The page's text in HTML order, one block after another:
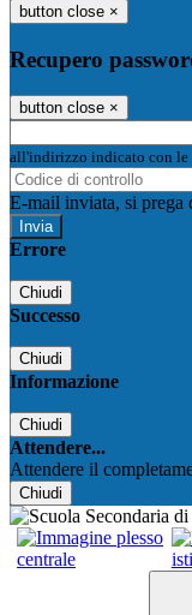
button close ×
Recupero
button close ×
all'indirizzo indicato con le
E-mail inviata, si prega
Errore
Chiudi
Successo
Chiudi
Informazione
Chiudi
Attendere...
Attendere il
Chiudi